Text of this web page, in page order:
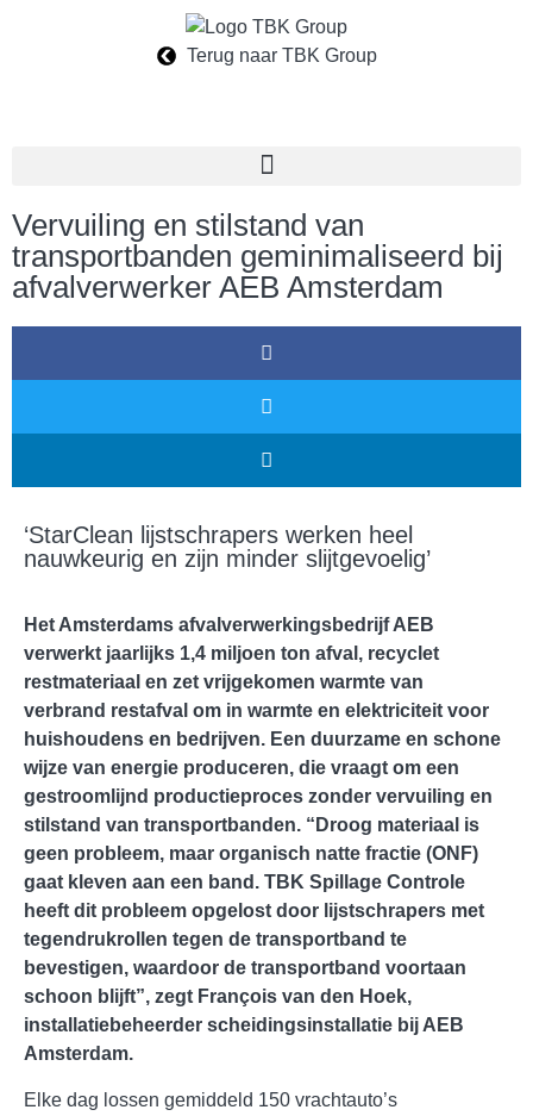
Terug naar TBK Group
Vervuiling en stilstand van
transportbanden geminimaliseerd bij
afvalverwerker AEB Amsterdam
‘StarClean lijstschrapers werken heel
nauwkeurig en zijn minder slijtgevoelig’
Het Amsterdams afvalverwerkingsbedrijf AEB
verwerkt jaarlijks 1,4 miljoen ton afval, recyclet
restmateriaal en zet vrijgekomen warmte van
verbrand restafval om in warmte en elektriciteit voor
huishoudens en bedrijven. Een duurzame en schone
wijze van energie produceren, die vraagt om een
gestroomlijnd productieproces zonder vervuiling en
stilstand van transportbanden. “Droog materiaal is
geen probleem, maar organisch natte fractie (ONF)
gaat kleven aan een band. TBK Spillage Controle
heeft dit probleem opgelost door lijstschrapers met
tegendrukrollen tegen de transportband te
bevestigen, waardoor de transportband voortaan
schoon blijft”, zegt François van den Hoek,
installatiebeheerder scheidingsinstallatie bij AEB
Amsterdam.
Elke dag lossen gemiddeld 150 vrachtauto’s